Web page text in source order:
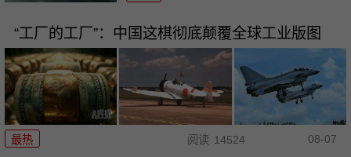
“工厂的工厂”：中国这棋彻底颠覆全球工业版图
最热 阅读 14524 08-07